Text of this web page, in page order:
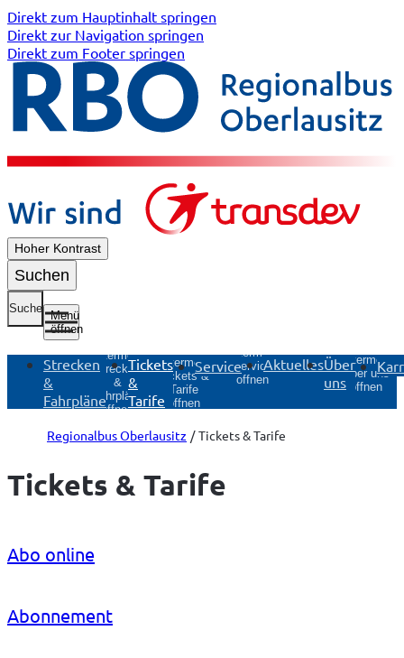
Direkt zum Hauptinhalt springen
Direkt zur Navigation springen
Direkt zum Footer springen
Hoher Kontrast
Suchen
Suche
Menü
öffnen
Strecken
&
Fahrpläne
Untermenü
Strecken
&
Fahrpläne
öffnen
Tickets
&
Tarife
Untermenü
Tickets &
Tarife
öffnen
Service
Untermenü
Service
öffnen
AktuellesÜber
uns
Untermenü
Über uns
öffnen
Regionalbus Oberlausitz Tickets & Tarife
Tickets & Tarife
Abo online
Abonnement